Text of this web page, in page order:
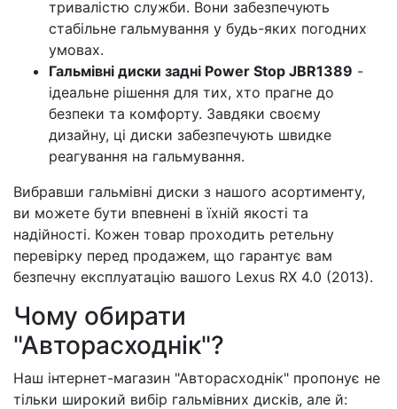
тривалістю служби. Вони забезпечують
стабільне гальмування у будь-яких погодних
умовах.
Гальмівні диски задні Power Stop JBR1389 -
ідеальне рішення для тих, хто прагне до
безпеки та комфорту. Завдяки своєму
дизайну, ці диски забезпечують швидке
реагування на гальмування.
Вибравши гальмівні диски з нашого асортименту,
ви можете бути впевнені в їхній якості та
надійності. Кожен товар проходить ретельну
перевірку перед продажем, що гарантує вам
безпечну експлуатацію вашого Lexus RX 4.0 (2013).
Чому обирати
"Авторасходнік"?
Наш інтернет-магазин "Авторасходнік" пропонує не
тільки широкий вибір гальмівних дисків, але й: